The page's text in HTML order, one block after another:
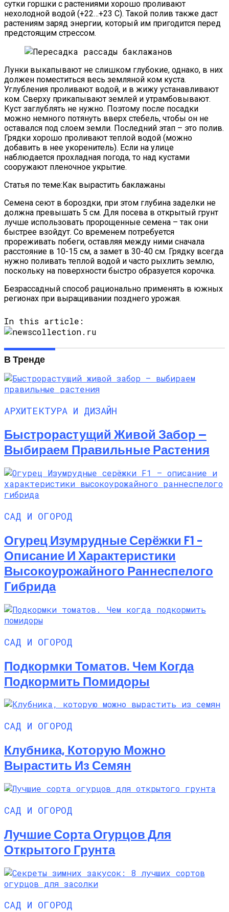
сутки горшки с растениями хорошо проливают
нехолодной водой (+22…+23 С). Такой полив также даст
растениям заряд энергии, который им пригодится перед
предстоящим стрессом.
Лунки выкапывают не слишком глубокие, однако, в них
должен поместиться весь земляной ком куста.
Углубления проливают водой, и в жижу устанавливают
ком. Сверху прикапывают землей и утрамбовывают.
Куст заглублять не нужно. Поэтому после посадки
можно немного потянуть вверх стебель, чтобы он не
оставался под слоем земли. Последний этап – это полив.
Грядки хорошо проливают теплой водой (можно
добавить в нее укоренитель). Если на улице
наблюдается прохладная погода, то над кустами
сооружают пленочное укрытие.
Статья по теме:Как вырастить баклажаны
Семена сеют в бороздки, при этом глубина заделки не
должна превышать 5 см. Для посева в открытый грунт
лучше использовать пророщенные семена – так они
быстрее взойдут. Со временем потребуется
прореживать побеги, оставляя между ними сначала
расстояние в 10-15 см, а замет в 30-40 см. Грядку всегда
нужно поливать теплой водой и часто рыхлить землю,
поскольку на поверхности быстро образуется корочка.
Безрассадный способ рационально применять в южных
регионах при выращивании позднего урожая.
In this article:
В Тренде
АРХИТЕКТУРА И ДИЗАЙН
Быстрорастущий Живой Забор —
Выбираем Правильные Растения
САД И ОГОРОД
Огурец Изумрудные Серёжки F1 –
Описание И Характеристики
Высокоурожайного Раннеспелого
Гибрида
САД И ОГОРОД
Подкормки Томатов. Чем Когда
Подкормить Помидоры
САД И ОГОРОД
Клубника, Которую Можно
Вырастить Из Семян
САД И ОГОРОД
Лучшие Сорта Огурцов Для
Открытого Грунта
САД И ОГОРОД